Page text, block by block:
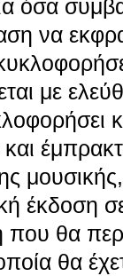
όσα
να
με
έκδοση
θα
θα